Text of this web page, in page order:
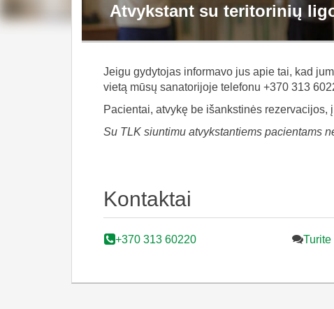
Atvykstant su teritorinių
Jeigu gydytojas informavo jus apie tai, kad
vietą mūsų sanatorijoje telefonu +370 313
Pacientai, atvykę be išankstinės rezervacijos,
Su TLK siuntimu atvykstantiems pacientams
Kontaktai
+370 313 60220 Turite